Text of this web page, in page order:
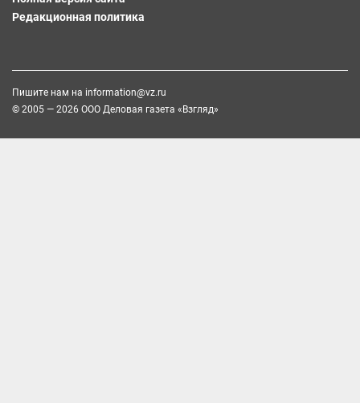
Редакционная политика
Пишите нам на information@vz.ru
© 2005 — 2026 ООО Деловая газета «Взгляд»